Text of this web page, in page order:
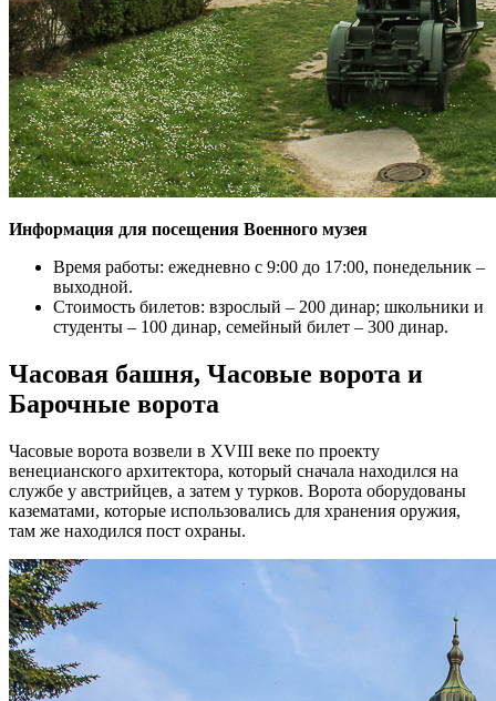
Информация для посещения Военного музея
Время работы: ежедневно с 9:00 до 17:00, понедельник –
выходной.
Стоимость билетов: взрослый – 200 динар; школьники и
студенты – 100 динар, семейный билет – 300 динар.
Часовая башня, Часовые ворота и
Барочные ворота
Часовые ворота возвели в XVIII веке по проекту
венецианского архитектора, который сначала находился на
службе у австрийцев, а затем у турков. Ворота оборудованы
казематами, которые использовались для хранения оружия,
там же находился пост охраны.